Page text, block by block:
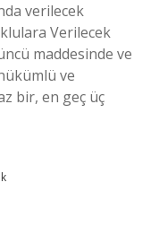
verilecek
Verilecek
maddesinde ve
ve
bir, en geç üç